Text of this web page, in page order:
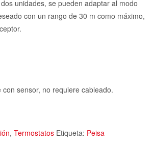
unidades, se pueden adaptar al modo
con un rango de 30 m como máximo,
sensor, no requiere cableado.
, Termostatos Etiqueta: Peisa